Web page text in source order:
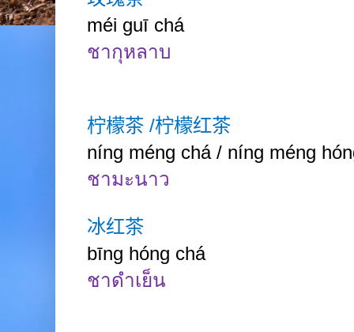
méi guī chá
ชากุหลาบ
柠檬茶 /柠檬红茶
níng méng chá / níng méng
ชามะนาว
冰红茶
bīng hóng chá
ชาดำเย็น